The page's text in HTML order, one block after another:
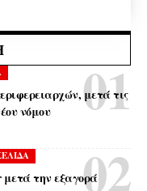
μετά τις
νόμου
μετά την εξαγορά